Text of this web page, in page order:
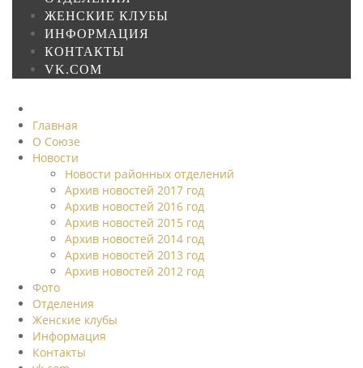
ЖЕНСКИЕ КЛУБЫ
ИНФОРМАЦИЯ
КОНТАКТЫ
VK.COM
Главная
О Союзе
Новости
Новости районных отделений
Архив новостей 2017 год
Архив новостей 2016 год
Архив новостей 2015 год
Архив новостей 2014 год
Архив новостей 2013 год
Архив новостей 2012 год
Фото
Отделения
Женские клубы
Информация
Контакты